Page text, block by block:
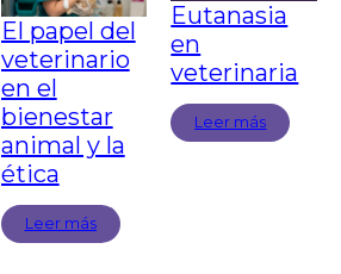
El papel del
veterinario
en el
bienestar
animal y la
ética
Leer más
Eutanasia
en
veterinaria
Leer más